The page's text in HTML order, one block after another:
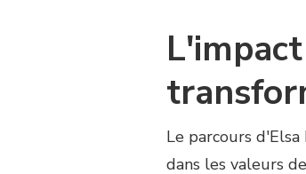
Le parcours
dans les valeurs